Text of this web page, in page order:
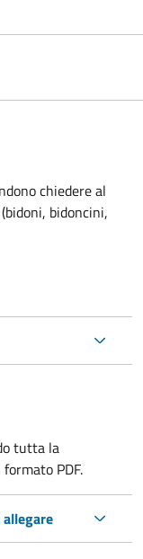
chiedere al
bidoncini,
tutta la
PDF.